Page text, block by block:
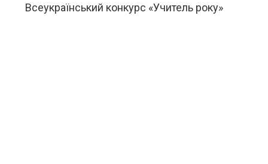
Всеукраїнський конкурс «Учитель року»